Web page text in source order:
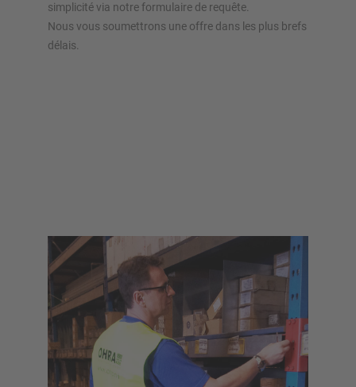
simplicité via notre formulaire de requête.
Nous vous soumettrons une offre dans les plus brefs
délais.